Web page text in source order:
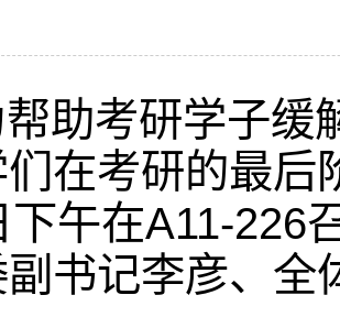
助考研学子缓
们在考研的最
下午在A11-226
副书记李彦、全